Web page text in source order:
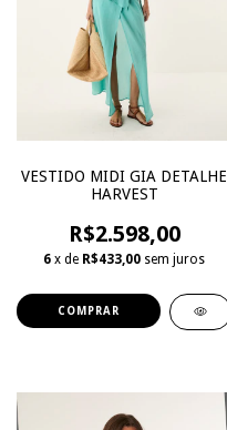
VESTIDO MIDI GIA DETALHE
HARVEST
R$2.598,00
6 x de R$433,00 sem juros
COMPRAR